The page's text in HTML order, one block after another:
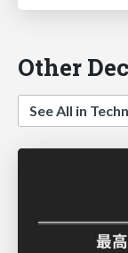
Other
See All in